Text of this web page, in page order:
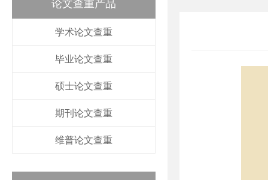
论文查重产品
学术论文查重
毕业论文查重
硕士论文查重
期刊论文查重
维普论文查重